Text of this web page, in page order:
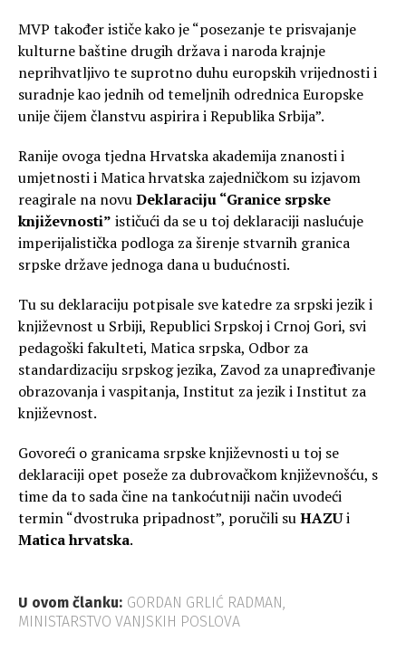
MVP također ističe kako je “posezanje te prisvajanje
kulturne baštine drugih država i naroda krajnje
neprihvatljivo te suprotno duhu europskih vrijednosti i
suradnje kao jednih od temeljnih odrednica Europske
unije čijem članstvu aspirira i Republika Srbija”.
Ranije ovoga tjedna Hrvatska akademija znanosti i
umjetnosti i Matica hrvatska zajedničkom su izjavom
reagirale na novuDeklaraciju “Granice srpske
književnosti” ističući da se u toj deklaraciji naslućuje
imperijalistička podloga za širenje stvarnih granica
srpske države jednoga dana u budućnosti.
Tu su deklaraciju potpisale sve katedre za srpski jezik i
književnost u Srbiji, Republici Srpskoj i Crnoj Gori, svi
pedagoški fakulteti, Matica srpska, Odbor za
standardizaciju srpskog jezika, Zavod za unapređivanje
obrazovanja i vaspitanja, Institut za jezik i Institut za
književnost.
Govoreći o granicama srpske književnosti u toj se
deklaraciji opet poseže za dubrovačkom književnošću, s
time da to sada čine na tankoćutniji način uvodeći
termin “dvostruka pripadnost”, poručili suHAZUi
Matica hrvatska.
U ovom članku: GORDAN GRLIĆ RADMAN
MINISTARSTVO VANJSKIH POSLOVA